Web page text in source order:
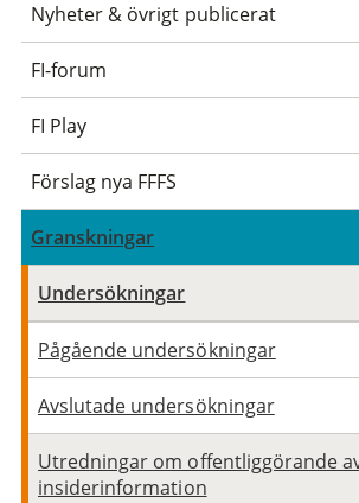
Nyheter & övrigt publicerat
FI-forum
FI Play
Förslag nya FFFS
Granskningar
Undersökningar
Pågående undersökningar
Avslutade undersökningar
Utredningar om offentliggörande
insiderinformation